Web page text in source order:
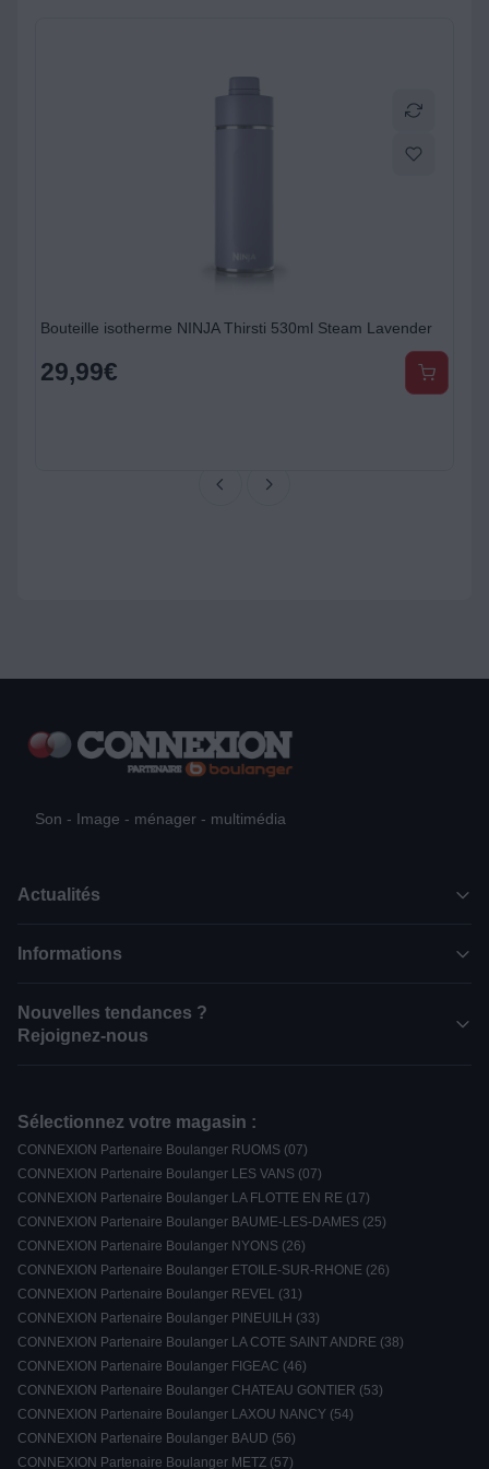
Bouteille isotherme NINJA Thirsti 530ml Steam Lavender
29,99€
Son - Image - ménager - multimédia
Actualités
Informations
Nouvelles tendances ?
Rejoignez-nous
Sélectionnez votre magasin :
CONNEXION Partenaire Boulanger RUOMS (07)
CONNEXION Partenaire Boulanger LES VANS (07)
CONNEXION Partenaire Boulanger LA FLOTTE EN RE (17)
CONNEXION Partenaire Boulanger BAUME-LES-DAMES (25)
CONNEXION Partenaire Boulanger NYONS (26)
CONNEXION Partenaire Boulanger ETOILE-SUR-RHONE (26)
CONNEXION Partenaire Boulanger REVEL (31)
CONNEXION Partenaire Boulanger PINEUILH (33)
CONNEXION Partenaire Boulanger LA COTE SAINT ANDRE (38)
CONNEXION Partenaire Boulanger FIGEAC (46)
CONNEXION Partenaire Boulanger CHATEAU GONTIER (53)
CONNEXION Partenaire Boulanger LAXOU NANCY (54)
CONNEXION Partenaire Boulanger BAUD (56)
CONNEXION Partenaire Boulanger METZ (57)